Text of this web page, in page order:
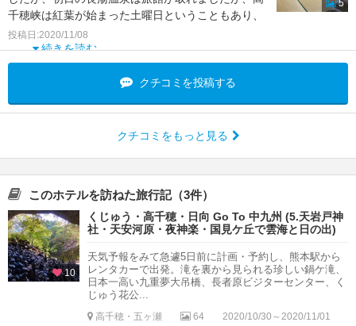
千穂峡は紅葉が始まった土曜日ということもあり、
旅行者提携のホテ
続きを読む
投稿日:2020/11/08
5
クチコミを投稿する
クチコミをもっと見る
このホテルを訪ねた旅行記（3件）
10
くじゅう・高千穂・日向 Go To 中九州 (5.天岩戸神
社・天安河原・夜神楽・国見ケ丘で雲海と日の出)
天気予報をみて急遽5日前に計画・予約し、熊本駅から
レンタカーで出発。滝を裏から見られる珍しい鍋ケ滝、
日本一高い九重夢大吊橋、長者原ビジターセンター、く
じゅう花公...
高千穂・五ヶ瀬 64
2020/10/30～2020/11/01